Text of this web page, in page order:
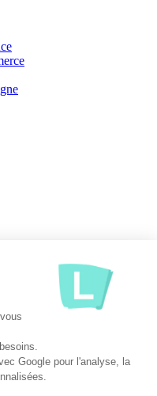
Google pour l'analyse, la